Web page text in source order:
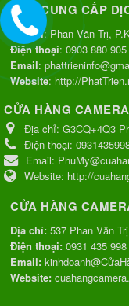
NHÀ CUNG CẤP
Địa chỉ: Phan Văn Trị,
Điện thoại: 0903 880 905
Email:
Website: http://
CỬA HÀNG CAMERA
Địa chỉ: G3CQ+4Q3
Điện thoại:
Email:
Website: http://
CỬA HÀNG
Địa chỉ: 537 Phan Văn
Điện thoại: 0931 435 998
Email:
Website: